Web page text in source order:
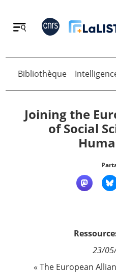
Retour
Nous suivre
Retour
Bibliothèque
Joining the
of Social
23/
« The European